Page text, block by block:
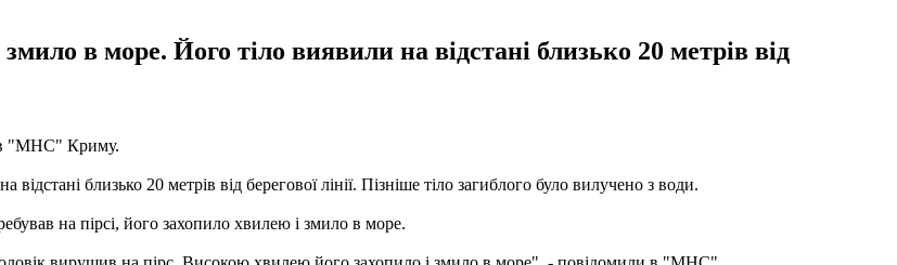
в море. Його тіло виявили на відстані близько 20 метрів від
в "МНС" Криму.
близько 20 метрів від берегової лінії. Пізніше тіло загиблого було вилучено з води.
на пірсі, його захопило хвилею і змило в море.